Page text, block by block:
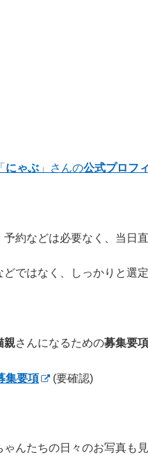
にゃぶ 」さんの公式プロフ
約などは必要なく、当日直
ではなく、しっかりと選
親さんになるための募集要項
集要項 (要確認)
んたちの日々のお写真も見